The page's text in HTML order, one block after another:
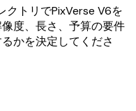
クトリでPixVerse V6を
度、長さ、予算の要件
かを決定してくださ